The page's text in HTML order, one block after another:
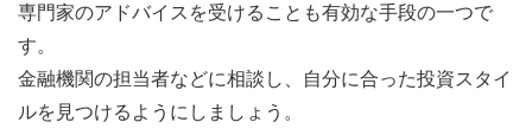
専門家のアドバイスを受けることも有効な手段の一つで
す。
金融機関の担当者などに相談し、自分に合った投資スタイ
ルを見つけるようにしましょう。